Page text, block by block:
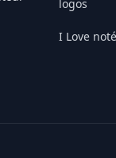
logos
I Love